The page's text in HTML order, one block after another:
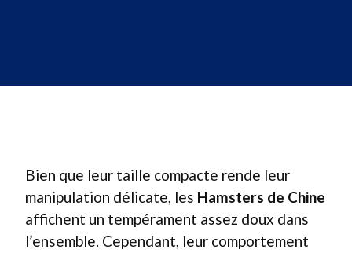
Bien que leur taille compacte rende leur
manipulation délicate, les Hamsters de Chine
affichent un tempérament assez doux dans
l’ensemble. Cependant, leur comportement